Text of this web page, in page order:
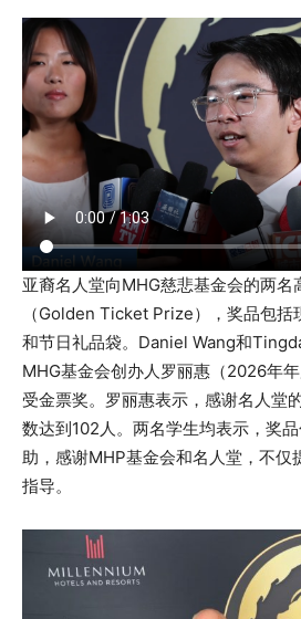
亚裔名人堂向MHG慈悲基金会的两名
（Golden Ticket Prize），奖品包括
和节日礼品袋。Daniel Wang和
MHG基金会创办人罗丽惠（2026年
受金票奖。罗丽惠表示，感谢名人堂
数达到102人。两名学生均表示，奖
助，感谢MHP基金会和名人堂，不仅
指导。